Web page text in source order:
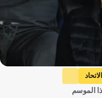
الاتحاد
دوري أبطال آسيا النخبة
الموسم